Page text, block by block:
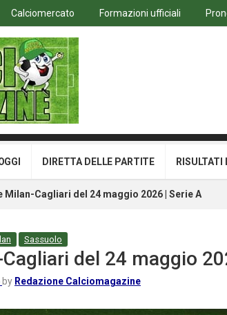
Calciomercato Formazioni ufficiali
DIRETTA DELLE PARTITE RISULTATI
Milan-Cagliari del 24 maggio 2026 | Serie A
Sassuolo
del 24 maggio
by Redazione Calciomagazine